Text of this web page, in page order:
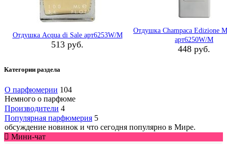
Отдушка Acqua di Sale арт6253W/M
513 руб.
Отдушка Champaca Edizione
арт6250W/M
448 руб.
Категории раздела
О парфюмерии 104
Немного о парфюме
Производители 4
Популярная парфюмерия 5
обсуждение новинок и что сегодня популярно в Мире.
Мини-чат